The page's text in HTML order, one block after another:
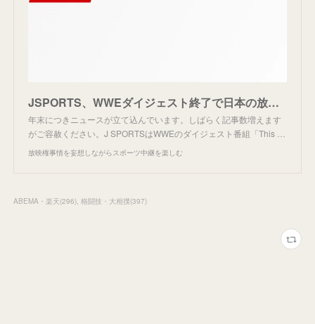
JSPORTS、WWEダイジェスト終了で日本の放送消滅。
年末につきニュースが立て込んでいます。しばらく記事数増えます
がご容赦ください。J SPORTSはWWEのダイジェスト番組「This …
放映権事情を妄想しながらスポーツ中継を楽しむ
ABEMA・楽天(296) 格闘技・大相撲(397)